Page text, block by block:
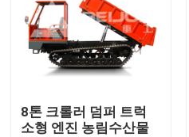
지하 덤프트럭
지하 막장 트럭
지하 구분형 트럭
8톤 크롤러 덤퍼 트럭
소형 엔진 농림수산물